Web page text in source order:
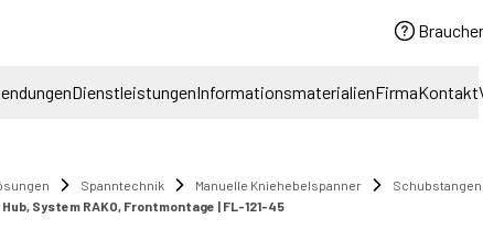
DienstleistungenInformationsmaterialienFirmaKontakt
Spanntechnik Manuelle Kniehebelspanner
System RAKO, Frontmontage | FL-121-45